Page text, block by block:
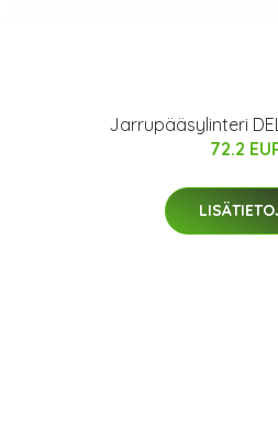
Jarrupääsylinteri
72.2